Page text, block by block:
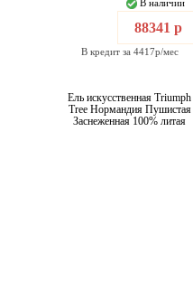
В наличии
88341 р
В кредит за 4417р/мес
Ель искусственная Triumph
Tree Нормандия Пушистая
Заснеженная 100% литая